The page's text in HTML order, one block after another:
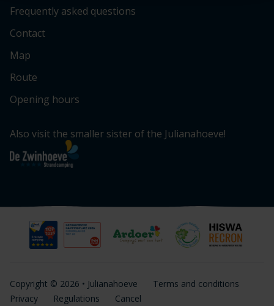
Frequently asked questions
Contact
Map
Route
Opening hours
Also visit the smaller sister of the Julianahoeve!
Copyright © 2026 • Julianahoeve
Terms and conditions
Privacy
Regulations Cancel